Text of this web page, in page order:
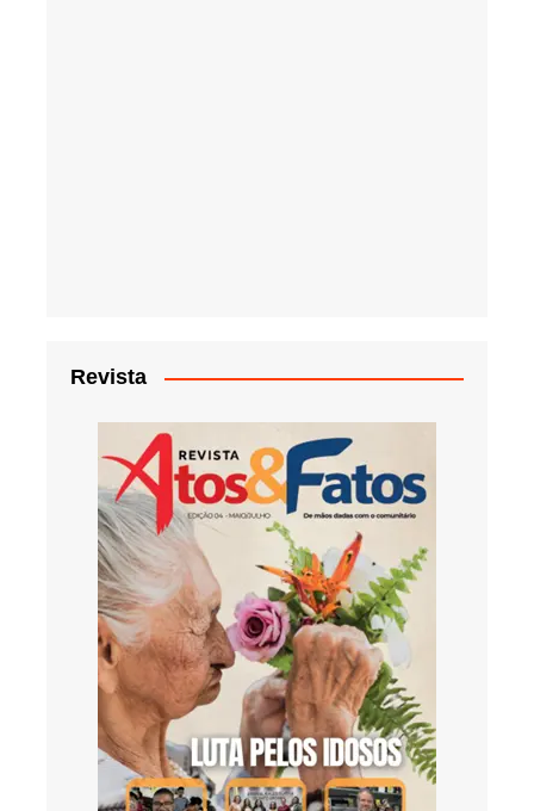
Revista